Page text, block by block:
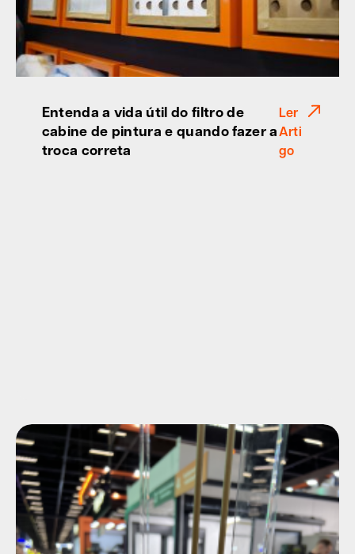
Entenda a vida útil do filtro de
cabine de pintura e quando fazer a
troca correta
Ler
Arti
go